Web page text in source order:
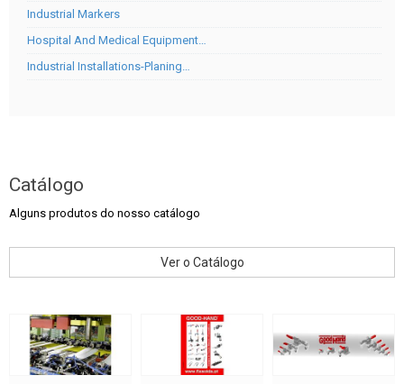
Industrial Markers
Hospital And Medical Equipment…
Industrial Installations-Planing…
Catálogo
Alguns produtos do nosso catálogo
Ver o Catálogo